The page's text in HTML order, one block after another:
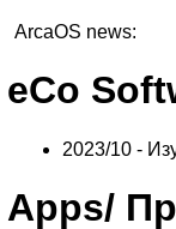
ArcaOS news:
eCo
2023/10 -
Apps/